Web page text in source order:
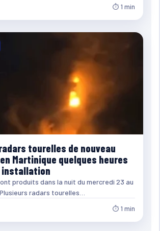
⏱ 1 min
tourelles de nouveau
Martinique quelques heures
installation
produits dans la nuit du mercredi 23 au
radars tourelles…
⏱ 1 min